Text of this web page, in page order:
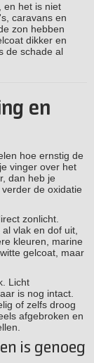
en het is niet
caravans en
zon hebben
dikker en
de schade al
en
hoe ernstig de
vinger over het
dan heb je
de oxidatie
zonlicht.
vlak en dof uit,
kleuren, marine
gelcoat, maar
Licht
is nog intact.
of zelfs droog
afgebroken en
is genoeg